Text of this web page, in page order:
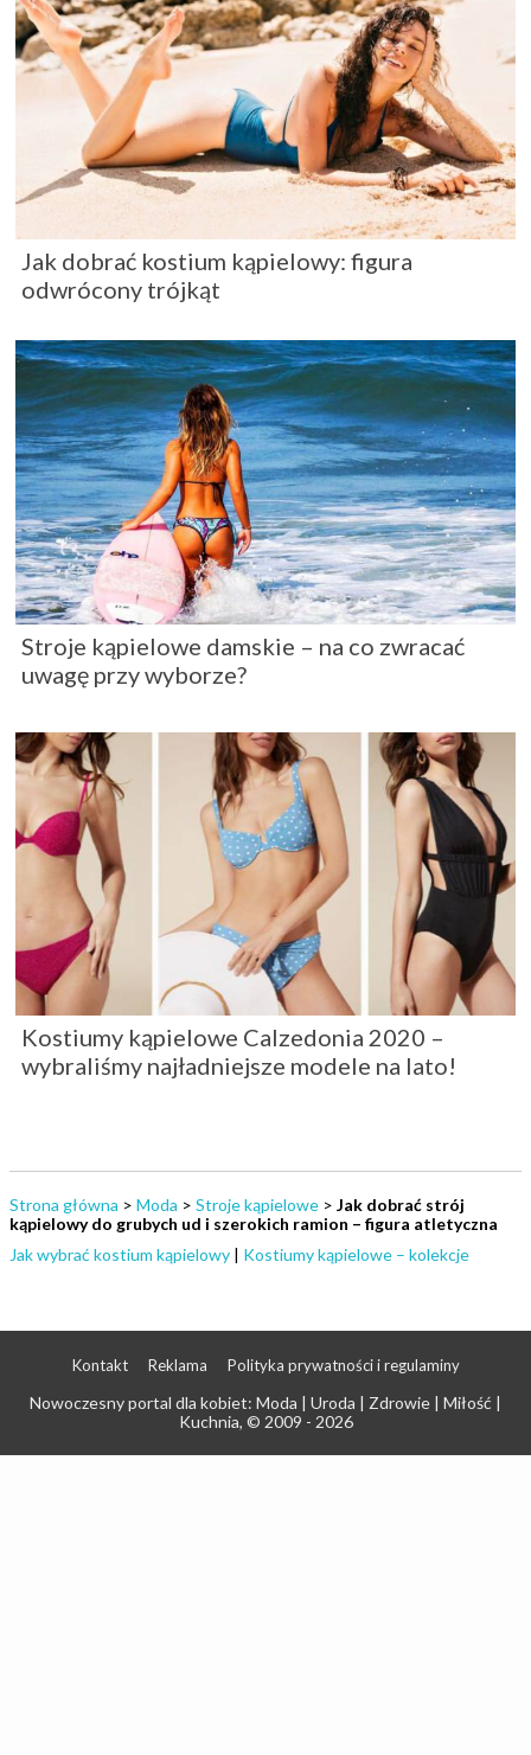
Jak dobrać kostium kąpielowy: figura
odwrócony trójkąt
Stroje kąpielowe damskie – na co zwracać
uwagę przy wyborze?
Kostiumy kąpielowe Calzedonia 2020 –
wybraliśmy najładniejsze modele na lato!
Strona główna > Moda > Stroje kąpielowe > Jak dobrać strój
kąpielowy do grubych ud i szerokich ramion – figura atletyczna
Jak wybrać kostium kąpielowy | Kostiumy kąpielowe – kolekcje
Kontakt Reklama Polityka prywatności i regulaminy
Nowoczesny portal dla kobiet: Moda | Uroda | Zdrowie | Miłość |
Kuchnia, © 2009 - 2026